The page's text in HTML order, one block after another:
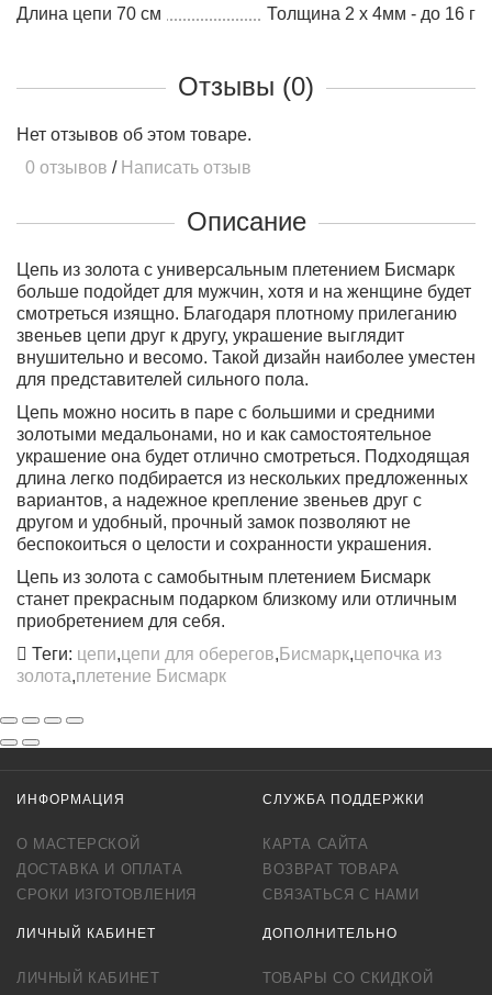
Длина цепи 70 см
Толщина 2 х 4мм - до 16 г
Отзывы (0)
Нет отзывов об этом товаре.
0 отзывов / Написать отзыв
Описание
Цепь из золота с универсальным плетением Бисмарк
больше подойдет для мужчин, хотя и на женщине будет
смотреться изящно. Благодаря плотному прилеганию
звеньев цепи друг к другу, украшение выглядит
внушительно и весомо. Такой дизайн наиболее уместен
для представителей сильного пола.
Цепь можно носить в паре с большими и средними
золотыми медальонами, но и как самостоятельное
украшение она будет отлично смотреться. Подходящая
длина легко подбирается из нескольких предложенных
вариантов, а надежное крепление звеньев друг с
другом и удобный, прочный замок позволяют не
беспокоиться о целости и сохранности украшения.
Цепь из золота с самобытным плетением Бисмарк
станет прекрасным подарком близкому или отличным
приобретением для себя.
Теги: цепи,цепи для оберегов, Бисмарк,цепочка из
золота,плетение Бисмарк
ИНФОРМАЦИЯ
О МАСТЕРСКОЙ
ДОСТАВКА И ОПЛАТА
СРОКИ ИЗГОТОВЛЕНИЯ
СЛУЖБА ПОДДЕРЖКИ
КАРТА САЙТА
ВОЗВРАТ ТОВАРА
СВЯЗАТЬСЯ С НАМИ
ЛИЧНЫЙ КАБИНЕТ
ЛИЧНЫЙ КАБИНЕТ
ДОПОЛНИТЕЛЬНО
ТОВАРЫ СО СКИДКОЙ